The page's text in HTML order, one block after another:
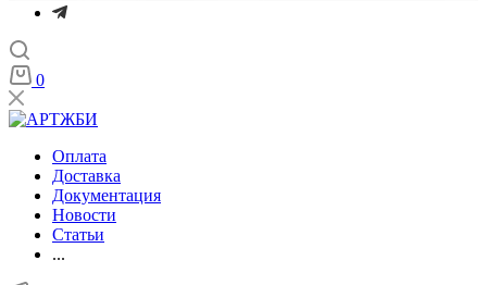
0
Оплата
Доставка
Документация
Новости
Статьи
...